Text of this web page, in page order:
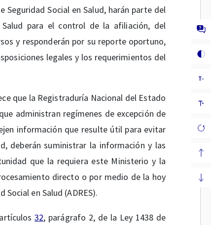
Seguridad Social en Salud, harán parte del
para el control de la afiliación, del
y responderán por su reporte oportuno,
legales y los requerimientos del
que la Registraduría Nacional del Estado
administran regímenes de excepción de
información que resulte útil para evitar
deberán suministrar la información y las
que la requiera este Ministerio y la
directo o por medio de la hoy
en Salud (ADRES).
32, parágrafo 2, de la Ley 1438 de